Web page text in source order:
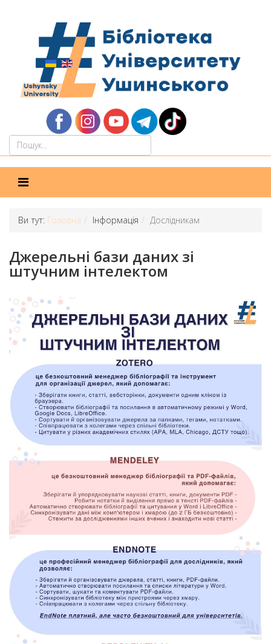
Ви тут: Головна Інформація Дослідникам
Джерельні бази даних зі
штучним інтелектом